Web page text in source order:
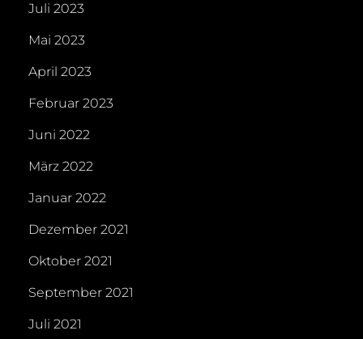
Juli 2023
Mai 2023
April 2023
Februar 2023
Juni 2022
März 2022
Januar 2022
Dezember 2021
Oktober 2021
September 2021
Juli 2021